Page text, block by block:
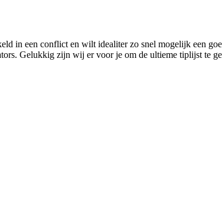
in een conflict en wilt idealiter zo snel mogelijk een
Gelukkig zijn wij er voor je om de ultieme tiplijst te